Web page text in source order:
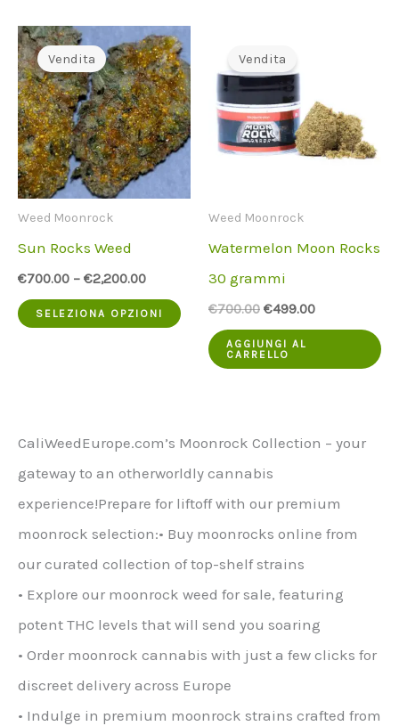
varianti.
Le
opzioni
possono
scelte
nella
pagina
prodotto
Vendita
Weed Moonrock
Sun Rocks Weed
€700.00 – €2,200.00
SELEZIONA OPZIONI
Questo
prodotto
Vendita
Weed Moonrock
Watermelon Moon Rocks
30 grammi
€700.00 Il
originale
era:
€499.00Il
AGGIUNGI AL
CARRELLO
CaliWeedEurope.com’s Moonrock Collection – your
gateway to an otherworldly cannabis
experience!Prepare for liftoff with our premium
moonrock selection:• Buy moonrocks online from
our curated collection of top-shelf strains
• Explore our moonrock weed for sale, featuring
potent THC levels that will send you soaring
• Order moonrock cannabis with just a few clicks for
discreet delivery across Europe
• Indulge in premium moonrock strains crafted from